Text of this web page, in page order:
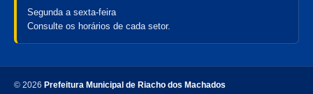
Segunda a sexta-feira
Consulte os horários de cada setor.
© 2026 Prefeitura Municipal de Riacho dos Machados